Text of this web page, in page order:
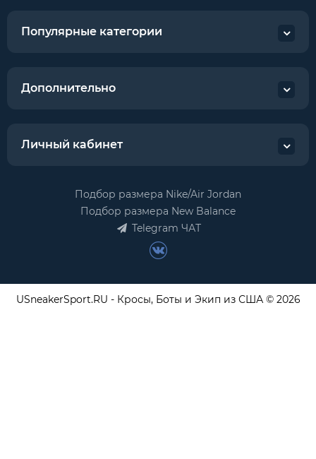
Популярные категории
Дополнительно
Личный кабинет
Подбор размера Nike/Air Jordan
Подбор размера New Balance
Telegram ЧАТ
USneakerSport.RU - Кросы, Боты и Экип из США © 2026